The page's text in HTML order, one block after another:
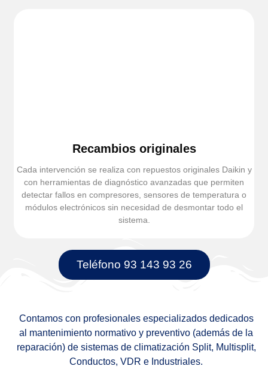
Recambios originales
Cada intervención se realiza con repuestos originales Daikin y
con herramientas de diagnóstico avanzadas que permiten
detectar fallos en compresores, sensores de temperatura o
módulos electrónicos sin necesidad de desmontar todo el
sistema.
Teléfono 93 143 93 26
Contamos con profesionales especializados dedicados
al mantenimiento normativo y preventivo (además de la
reparación) de sistemas de climatización Split, Multisplit,
Conductos, VDR e Industriales.